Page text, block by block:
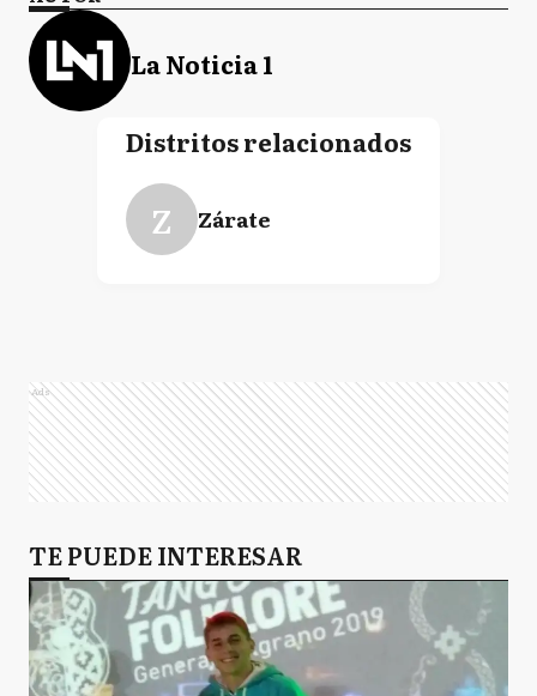
La Noticia 1
Distritos relacionados
Z Zárate
Ads
TE PUEDE INTERESAR